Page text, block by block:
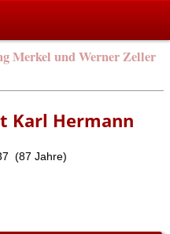
Merkel und Werner Zeller
Karl Hermann
(87 Jahre)